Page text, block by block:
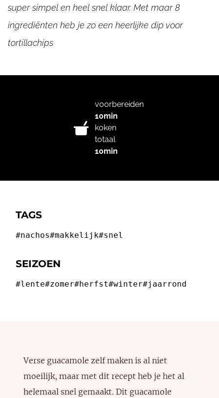
super simpel en heel snel klaar. Met maar 8
ingrediënten heb je zo een heerlijke dip voor
tortillachips
voorbereiden
10min
koken
totaal
10min
TAGS
#nachos#makkelijk#snel
SEIZOEN
#lente#zomer#herfst#winter#jaarrond
Verse guacamole zelf maken is al niet
moeilijk, maar met dit recept heb je het al
helemaal snel gemaakt. Dit guacamole